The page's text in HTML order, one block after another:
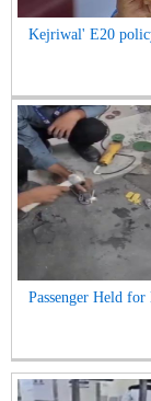
Kejriwal' E20
Passenger Held